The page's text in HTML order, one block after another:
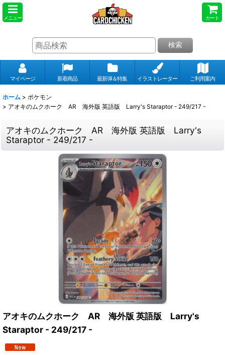
メニュー カート
検索
マイページ 新着商品 最新弾＆特集 イラストレーター ご利用案内
ホーム > ポケモン
> アオキのムクホーク AR 海外版 英語版 Larry's Staraptor - 249/217 -
アオキのムクホーク AR 海外版 英語版 Larry's
Staraptor - 249/217 -
アオキのムクホーク AR 海外版 英語版 Larry's
Staraptor - 249/217 -